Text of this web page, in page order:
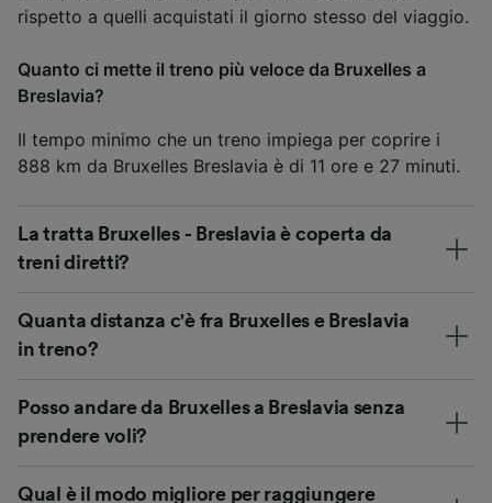
rispetto a quelli acquistati il giorno stesso del viaggio.
Quanto ci mette il treno più veloce da Bruxelles a
Breslavia?
Il tempo minimo che un treno impiega per coprire i
888 km da Bruxelles Breslavia è di 11 ore e 27 minuti.
La tratta Bruxelles - Breslavia è coperta da
treni diretti?
Quanta distanza c'è fra Bruxelles e Breslavia
in treno?
Posso andare da Bruxelles a Breslavia senza
prendere voli?
Qual è il modo migliore per raggiungere